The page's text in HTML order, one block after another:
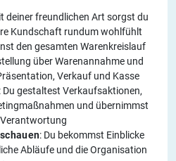
deiner freundlichen Art sorgst du
Kundschaft rundum wohlfühlt
den gesamten Warenkreislauf
über Warenannahme und
Verkauf und Kasse
: Du gestaltest Verkaufsaktionen,
und übernimmst
: Du bekommst Einblicke
Abläufe und die Organisation